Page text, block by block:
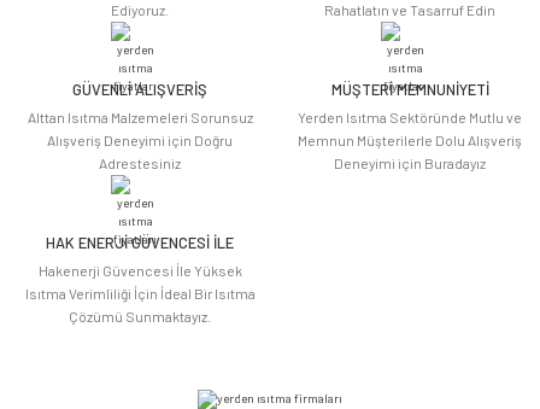
Ürün bilgilerinde hatalar bulunuyor.
Ürün fiyatı diğer sitelerden daha pahalı.
Bu ürüne benzer farklı alternatifler olmalı.
Ediyoruz.
Rahatlatın ve Tasarruf Edin
GÜVENLİ ALIŞVERİŞ
Alttan Isıtma Malzemeleri Sorunsuz
Alışveriş Deneyimi için Doğru
Adrestesiniz
MÜŞTERİ MEMNUNİYETİ
Yerden Isıtma Sektöründe Mutlu ve
Memnun Müşterilerle Dolu Alışveriş
Deneyimi için Buradayız
HAK ENERJİ GÜVENCESİ İLE
Hakenerji Güvencesi İle Yüksek
Isıtma Verimliliği İçin İdeal Bir Isıtma
Çözümü Sunmaktayız.